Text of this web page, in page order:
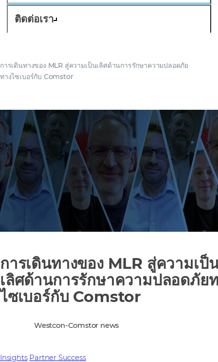
ติดต่อเรา
การเดินทางของ MLR สู่ความเป็นเลิศด้านการรักษาความปลอดภัย
ทางไซเบอร์กับ Comstor
การเดินทางของ MLR สู่ความเป็
เลิศด้านการรักษาความปลอดภัย
ไซเบอร์กับ Comstor
Insights Partner Success
Westcon-Comstor news